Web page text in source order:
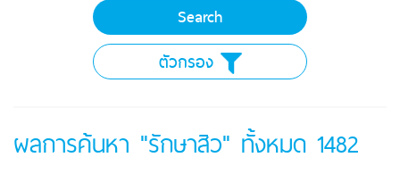
ตัวกรอง
ผลการค้นหา "รักษาสิว" ทั้งหมด 1482